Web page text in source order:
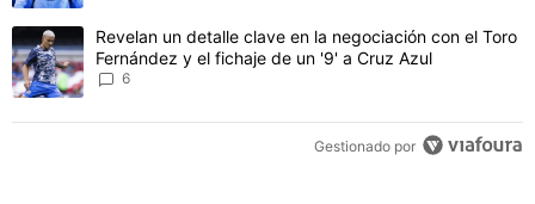
Un artículo de tendencia con el título "Revelan un detalle clave
Revelan un detalle clave en la negociación con el Toro
Fernández y el fichaje de un '9' a Cruz Azul
6
Gestionado por